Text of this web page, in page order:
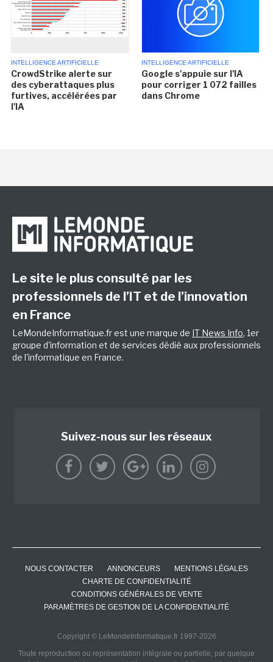
INTELLIGENCE ARTIFICIELLE
CrowdStrike alerte sur
des cyberattaques plus
furtives, accélérées par
l'IA
INTELLIGENCE ARTIFICIELLE
Google s'appuie sur l'IA
pour corriger 1 072 failles
dans Chrome
Le site le plus consulté par les
professionnels de l’IT et de l’innovation
en France
LeMondeInformatique.fr est une marque de IT News Info, 1er
groupe d'information et de services dédié aux professionnels
de l'informatique en France.
Suivez-nous sur les réseaux
NOUS CONTACTER ANNONCEURS
MENTIONS LÉGALES
CHARTE DE CONFIDENTIALITÉ
CONDITIONS GÉNÉRALES DE VENTE
PARAMÈTRES DE GESTION DE LA CONFIDENTIALITÉ
Copyright © LeMondeInformatique.fr 1997-2026
Toute reproduction ou représentation intégrale ou partielle, par quelque